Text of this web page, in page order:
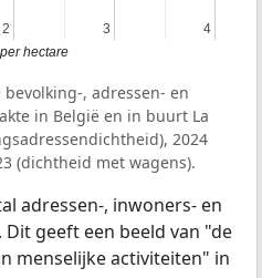
2
2 3
3 4
4
hectare
, adressen- en
in België en in buurt La
2024
(dichtheid met wagens).
adressen-, inwoners- en
geeft een beeld van "de
menselijke activiteiten" in